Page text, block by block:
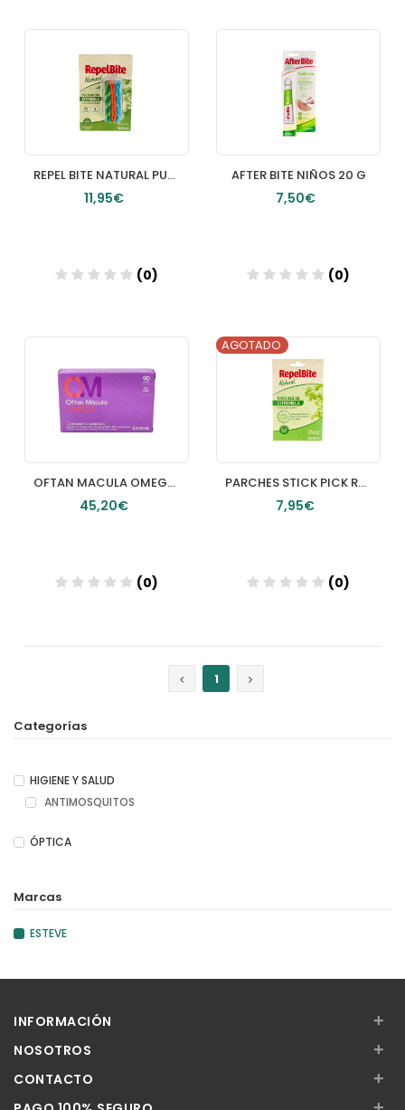
REPEL BITE NATURAL PULSERA DE CUERDA CON CITRONELA 3 UNIDADES
11,95€
(0)
AFTER BITE NIÑOS 20 G
7,50€
(0)
Añadir
OFTAN MACULA OMEGA 90 CAPS
45,20€
(0)
PARCHES STICK PICK REPELENTE INSECTOS 24 APLICACIONES
7,95€
AGOTADO
(0)
1
Categorías
HIGIENE Y SALUD
ANTIMOSQUITOS
ÓPTICA
Marcas
ESTEVE
INFORMACIÓN +
NOSOTROS +
CONTACTO +